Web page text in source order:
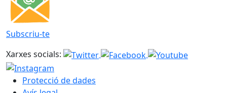
Subscriu-te
Xarxes socials:
Protecció de dades